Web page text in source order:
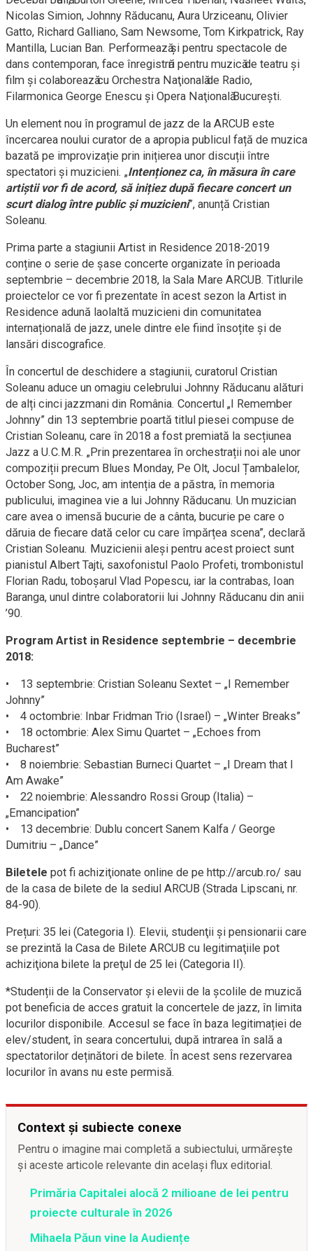
Nicolas Simion, Johnny Răducanu, Aura Urziceanu, Olivier
Gatto, Richard Galliano, Sam Newsome, Tom Kirkpatrick, Ray
Mantilla, Lucian Ban. Performeazӑ şi pentru spectacole de
dans contemporan, face înregistrӑri pentru muzicӑ de teatru şi
film şi colaboreazӑ cu Orchestra Naţionalӑ de Radio,
Filarmonica George Enescu şi Opera Naţionalӑ Bucureşti.
Un element nou în programul de jazz de la ARCUB este
încercarea noului curator de a apropia publicul față de muzica
bazată pe improvizație prin inițierea unor discuții între
spectatori și muzicieni. „Intenționez ca, în măsura în care
artiștii vor fi de acord, să inițiez după fiecare concert un
scurt dialog între public și muzicieni”, anunță Cristian
Soleanu.
Prima parte a stagiunii Artist in Residence 2018-2019
conține o serie de șase concerte organizate în perioada
septembrie – decembrie 2018, la Sala Mare ARCUB. Titlurile
proiectelor ce vor fi prezentate în acest sezon la Artist in
Residence adună laolaltă muzicieni din comunitatea
internațională de jazz, unele dintre ele fiind însoțite și de
lansări discografice.
În concertul de deschidere a stagiunii, curatorul Cristian
Soleanu aduce un omagiu celebrului Johnny Răducanu alături
de alți cinci jazzmani din România. Concertul „I Remember
Johnny” din 13 septembrie poartă titlul piesei compuse de
Cristian Soleanu, care în 2018 a fost premiată la secțiunea
Jazz a U.C.M.R. „Prin prezentarea în orchestrații noi ale unor
compoziții precum Blues Monday, Pe Olt, Jocul Țambalelor,
October Song, Joc, am intenția de a păstra, în memoria
publicului, imaginea vie a lui Johnny Răducanu. Un muzician
care avea o imensă bucurie de a cânta, bucurie pe care o
dăruia de fiecare dată celor cu care împărțea scena”, declară
Cristian Soleanu. Muzicienii aleși pentru acest proiect sunt
pianistul Albert Tajti, saxofonistul Paolo Profeti, trombonistul
Florian Radu, toboșarul Vlad Popescu, iar la contrabas, Ioan
Baranga, unul dintre colaboratorii lui Johnny Răducanu din anii
’90.
Program Artist in Residence septembrie – decembrie
2018:
• 13 septembrie: Cristian Soleanu Sextet – „I Remember
Johnny”
• 4 octombrie: Inbar Fridman Trio (Israel) – „Winter Breaks”
• 18 octombrie: Alex Simu Quartet – „Echoes from
Bucharest”
• 8 noiembrie: Sebastian Burneci Quartet – „I Dream that I
Am Awake”
• 22 noiembrie: Alessandro Rossi Group (Italia) –
„Emancipation”
• 13 decembrie: Dublu concert Sanem Kalfa / George
Dumitriu – „Dance”
Biletele pot fi achiziţionate online de pe http://arcub.ro/ sau
de la casa de bilete de la sediul ARCUB (Strada Lipscani, nr.
84-90).
Prețuri: 35 lei (Categoria I). Elevii, studenţii și pensionarii care
se prezintă la Casa de Bilete ARCUB cu legitimaţiile pot
achiziţiona bilete la preţul de 25 lei (Categoria II).
*Studenții de la Conservator și elevii de la școlile de muzică
pot beneficia de acces gratuit la concertele de jazz, în limita
locurilor disponibile. Accesul se face în baza legitimației de
elev/student, în seara concertului, după intrarea în sală a
spectatorilor deținători de bilete. În acest sens rezervarea
locurilor în avans nu este permisă.
Context și subiecte conexe
Pentru o imagine mai completă a subiectului, urmărește
și aceste articole relevante din același flux editorial.
Primăria Capitalei alocă 2 milioane de lei pentru
proiecte culturale în 2026
Mihaela Păun vine la Audiențe